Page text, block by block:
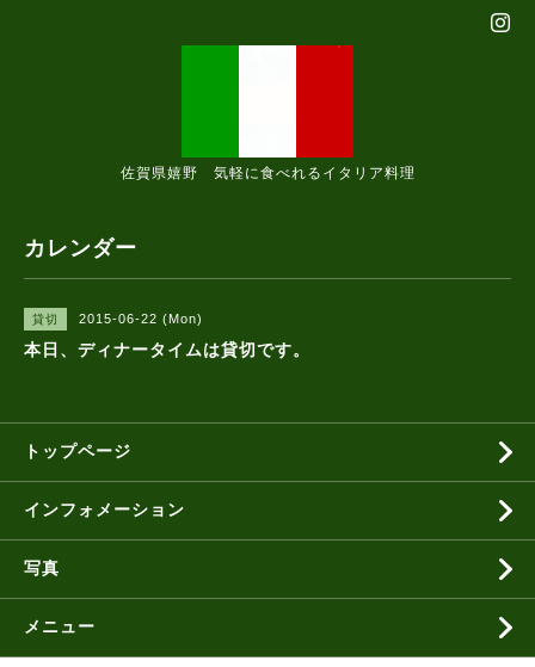
佐賀県嬉野 気軽に食べれるイタリア料理
カレンダー
貸切 2015-06-22 (Mon)
本日、ディナータイムは貸切です。
トップページ
インフォメーション
写真
メニュー